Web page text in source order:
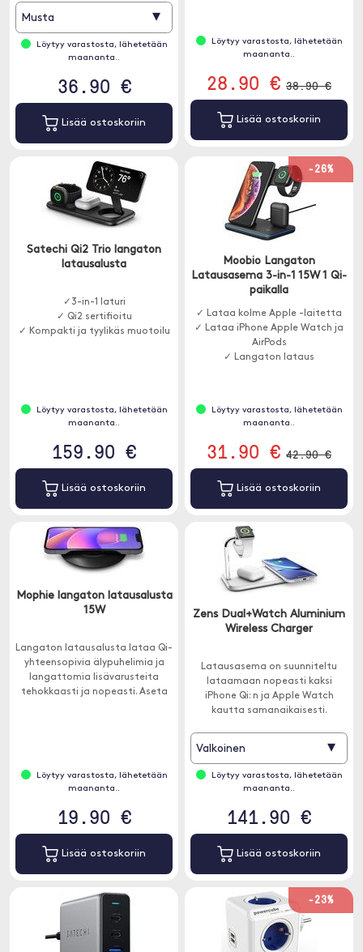
Musta ▾
Löytyy varastosta, lähetetään
maananta..
36.90 €
Lisää ostoskoriin
Löytyy varastosta, lähetetään
maananta..
28.90 € 38.90 €
Lisää ostoskoriin
Satechi Qi2 Trio langaton
latausalusta
✓3-in-1 laturi
✓ Qi2 sertifioitu
✓ Kompakti ja tyylikäs muotoilu
Löytyy varastosta, lähetetään
maananta..
159.90 €
Lisää ostoskoriin
-26%
Moobio Langaton
Latausasema 3-in-1 15W 1 Qi-
paikalla
✓ Lataa kolme Apple -laitetta
✓ Lataa iPhone Apple Watch ja
AirPods
✓ Langaton lataus
Löytyy varastosta, lähetetään
maananta..
31.90 € 42.90 €
Lisää ostoskoriin
Mophie langaton latausalusta
15W
Langaton latausalusta lataa Qi-
yhteensopivia älypuhelimia ja
langattomia lisävarusteita
tehokkaasti ja nopeasti. Aseta
Löytyy varastosta, lähetetään
maananta..
19.90 €
Lisää ostoskoriin
Zens Dual+Watch Aluminium
Wireless Charger
Latausasema on suunniteltu
lataamaan nopeasti kaksi
iPhone Qi: n ja Apple Watch
kautta samanaikaisesti.
Valkoinen ▾
Löytyy varastosta, lähetetään
maananta..
141.90 €
Lisää ostoskoriin
-23%